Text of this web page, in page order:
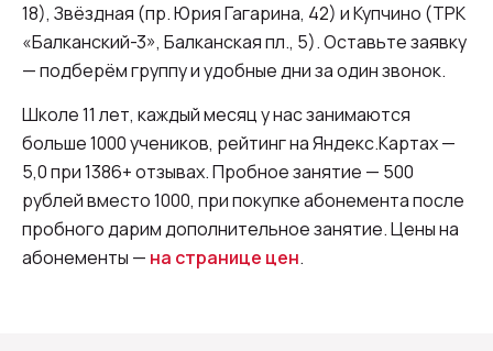
18), Звёздная (пр. Юрия Гагарина, 42) и Купчино (ТРК
«Балканский-3», Балканская пл., 5). Оставьте заявку
— подберём группу и удобные дни за один звонок.
Школе 11 лет, каждый месяц у нас занимаются
больше 1000 учеников, рейтинг на Яндекс.Картах —
5,0 при 1386+ отзывах. Пробное занятие — 500
рублей вместо 1000, при покупке абонемента после
пробного дарим дополнительное занятие. Цены на
абонементы — на странице цен.